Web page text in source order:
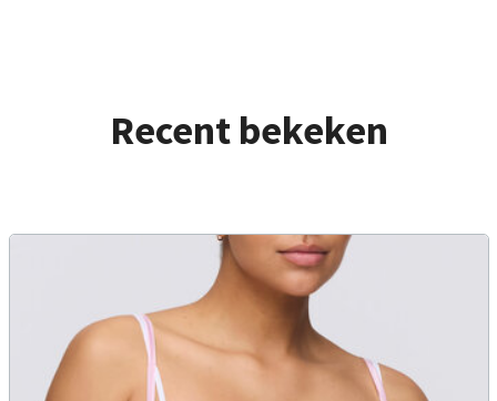
Recent bekeken